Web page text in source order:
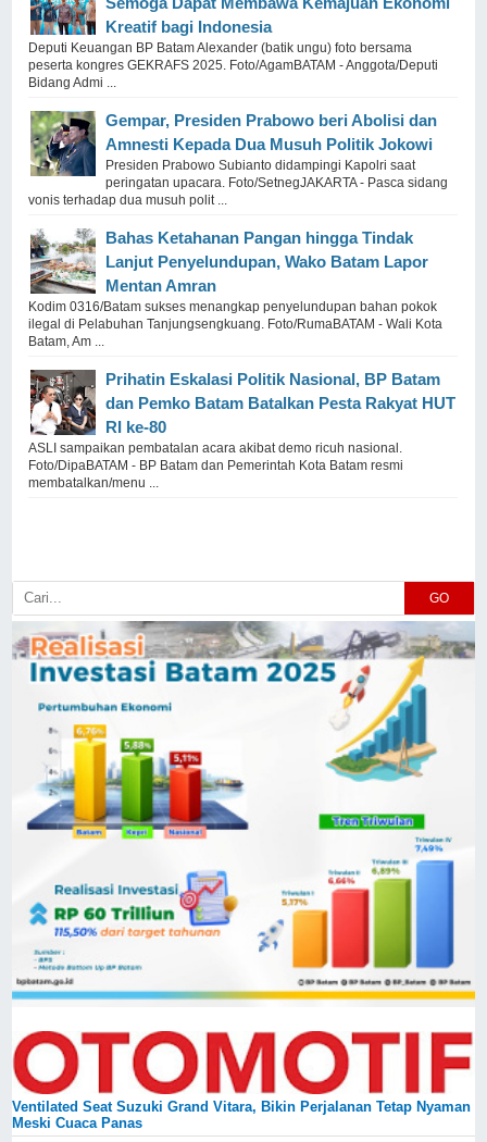
Kreatif bagi Indonesia
Deputi Keuangan BP Batam Alexander (batik ungu) foto bersama
peserta kongres GEKRAFS 2025. Foto/AgamBATAM - Anggota/Deputi
Bidang Admi ...
Gempar, Presiden Prabowo beri Abolisi dan
Amnesti Kepada Dua Musuh Politik Jokowi
Presiden Prabowo Subianto didampingi Kapolri saat
peringatan upacara. Foto/SetnegJAKARTA - Pasca sidang
vonis terhadap dua musuh polit ...
Bahas Ketahanan Pangan hingga Tindak
Lanjut Penyelundupan, Wako Batam Lapor
Mentan Amran
Kodim 0316/Batam sukses menangkap penyelundupan bahan pokok
ilegal di Pelabuhan Tanjungsengkuang. Foto/RumaBATAM - Wali Kota
Batam, Am ...
Prihatin Eskalasi Politik Nasional, BP Batam
dan Pemko Batam Batalkan Pesta Rakyat HUT
RI ke-80
ASLI sampaikan pembatalan acara akibat demo ricuh nasional.
Foto/DipaBATAM - BP Batam dan Pemerintah Kota Batam resmi
membatalkan/menu ...
GO
Ventilated Seat Suzuki Grand Vitara, Bikin Perjalanan Tetap Nyaman
Meski Cuaca Panas